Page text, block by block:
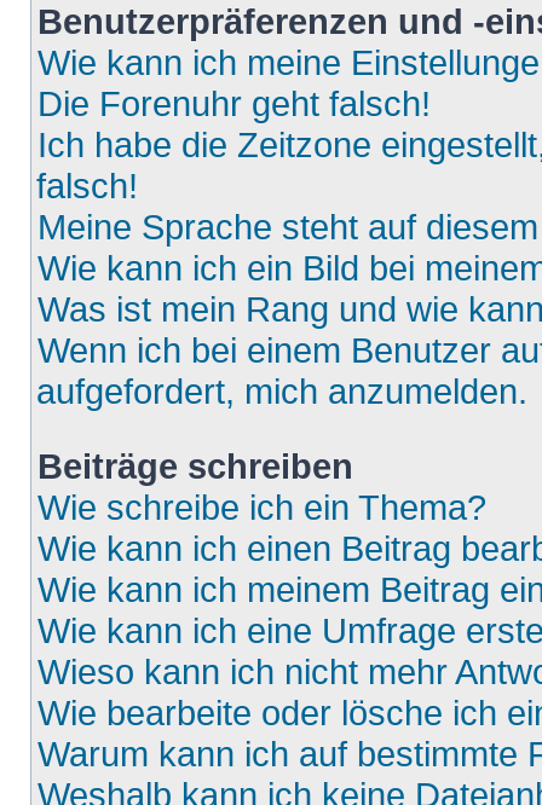
Benutzerpräferenzen und -
Wie kann ich meine
Die Forenuhr geht falsch!
Ich habe die Zeitzone
falsch!
Meine Sprache steht auf
Wie kann ich ein Bild bei
Was ist mein Rang und wie
Wenn ich bei einem Benutzer
aufgefordert, mich anzumelden.
Beiträge schreiben
Wie schreibe ich ein Thema?
Wie kann ich einen Beitrag
Wie kann ich meinem Beitrag
Wie kann ich eine Umfrage
Wieso kann ich nicht mehr
Wie bearbeite oder lösche ich
Warum kann ich auf bestimmte
Weshalb kann ich keine